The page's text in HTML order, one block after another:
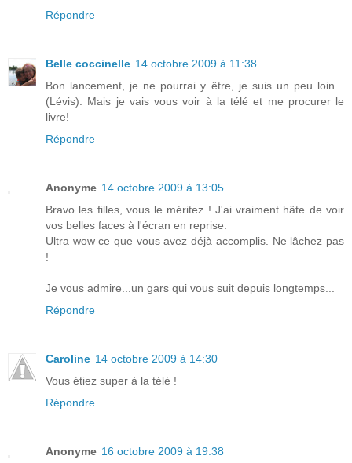
Répondre
Belle coccinelle 14 octobre 2009 à 11:38
Bon lancement, je ne pourrai y être, je suis un peu loin...
(Lévis). Mais je vais vous voir à la télé et me procurer le
livre!
Répondre
Anonyme 14 octobre 2009 à 13:05
Bravo les filles, vous le méritez ! J'ai vraiment hâte de voir
vos belles faces à l'écran en reprise.
Ultra wow ce que vous avez déjà accomplis. Ne lâchez pas
!
Je vous admire...un gars qui vous suit depuis longtemps...
Répondre
Caroline 14 octobre 2009 à 14:30
Vous étiez super à la télé !
Répondre
Anonyme 16 octobre 2009 à 19:38